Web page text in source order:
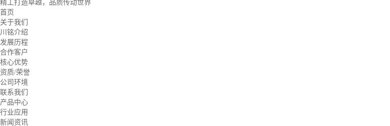
精工打造卓越，品质传动世界
首页
关于我们
川铭介绍
发展历程
合作客户
核心优势
资质/荣誉
公司环境
联系我们
产品中心
行业应用
新闻资讯